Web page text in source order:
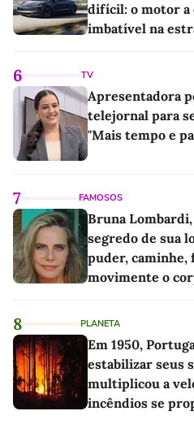
difícil: o motor a
imbatível na
6 TV
Apresentadora
telejornal para
"Mais tempo e
7 FAMOSOS
Bruna Lombardi,
segredo de sua
puder, caminhe,
movimente o
8 PLANETA
Em 1950,
estabilizar seus
multiplicou a
incêndios se